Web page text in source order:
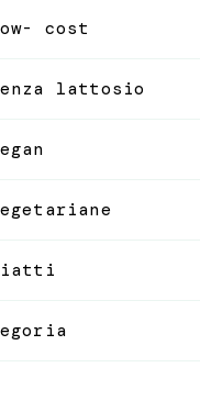
cost
lattosio